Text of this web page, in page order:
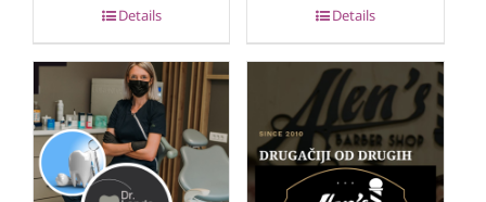
Details Details